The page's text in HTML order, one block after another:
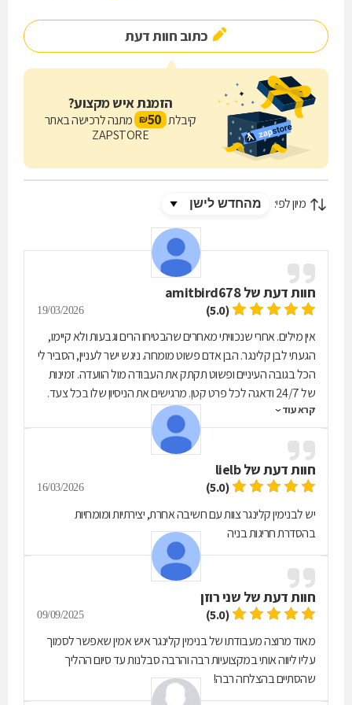
כתוב חוות דעת
הזמנת איש מקצוע?
קיבלת 50
₪ מתנה לרכישה באתר
ZAPSTORE
מיון לפי:
חוות דעת שלamitbird678
(5.0)
19/03/2026
אין מילים. אחרי שנכוויתי מאחרים שהבטיחו הרים וגבעות ולא קיימו,
הגעתי לבן קלינגר. הבן אדם פשוט מומחה. ניגש ישר לעניין, הסביר לי
הכל בגובה העיניים ופשוט תקתק את העבודה מול הוועדה. זמינות
של 24/7 ודאגה לכל פרט קטן. מרגישים את הניסיון שלו בכל צעד.
רק משרד קלינגר!!!
קרא עוד
חוות דעת שלlielb
(5.0)
16/03/2026
יש לבנימין קלינגר צוות עם חשיבה אחרת, יצירתיות ומומחיות
בהסדרת חריגות בניה
חוות דעת של שני רוזן
(5.0)
09/09/2025
מאוד מרוצה מעבודתו של בנימין קלינגר איש אמין שאפשר לסמוך
עליו ליווה אותי במקצועיות רבה והרבה סבלנות עד סיום ההליך
שהסתיים בהצלחה רבה!